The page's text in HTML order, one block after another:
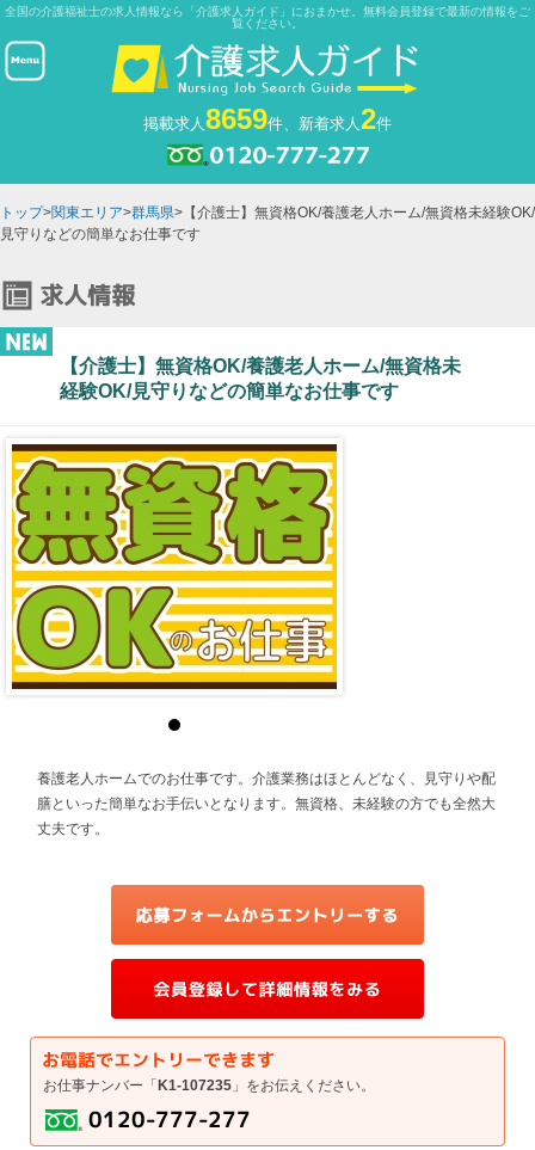
全国の介護福祉士の求人情報なら「介護求人ガイド」におまかせ。無料会員登録で最新の情報をご
覧ください。
掲載求人8659件、新着求人2件
トップ>関東エリア>群馬県>【介護士】無資格OK/養護老人ホーム/無資格未経験OK/
見守りなどの簡単なお仕事です
【介護士】無資格OK/養護老人ホーム/無資格未
経験OK/見守りなどの簡単なお仕事です
養護老人ホームでのお仕事です。介護業務はほとんどなく、見守りや配
膳といった簡単なお手伝いとなります。無資格、未経験の方でも全然大
丈夫です。
お仕事ナンバー「 K1-107235 」をお伝えください。